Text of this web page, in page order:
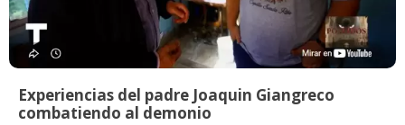
Experiencias del padre Joaquin Giangreco
combatiendo al demonio